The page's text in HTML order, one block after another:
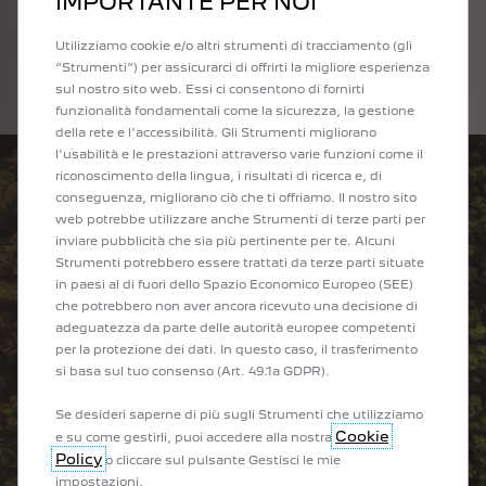
Utilizziamo cookie e/o altri strumenti di tracciamento (gli
“Strumenti”) per assicurarci di offrirti la migliore esperienza
sul nostro sito web. Essi ci consentono di fornirti
funzionalità fondamentali come la sicurezza, la gestione
della rete e l'accessibilità. Gli Strumenti migliorano
l'usabilità e le prestazioni attraverso varie funzioni come il
riconoscimento della lingua, i risultati di ricerca e, di
conseguenza, migliorano ciò che ti offriamo. Il nostro sito
web potrebbe utilizzare anche Strumenti di terze parti per
inviare pubblicità che sia più pertinente per te. Alcuni
Strumenti potrebbero essere trattati da terze parti situate
in paesi al di fuori dello Spazio Economico Europeo (SEE)
che potrebbero non aver ancora ricevuto una decisione di
adeguatezza da parte delle autorità europee competenti
per la protezione dei dati. In questo caso, il trasferimento
si basa sul tuo consenso (Art. 49.1a GDPR).
Se desideri saperne di più sugli Strumenti che utilizziamo
e su come gestirli, puoi accedere alla nostra Cookie
Policy o cliccare sul pulsante Gestisci le mie
impostazioni.